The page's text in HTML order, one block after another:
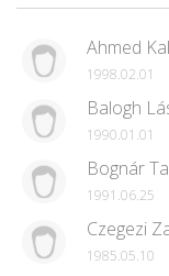
Ahmed
1998.02.01
Balogh
1990.01.01
Bognár
1991.06.25
Czegezi
1985.05.10